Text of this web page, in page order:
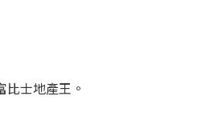
士地產王。